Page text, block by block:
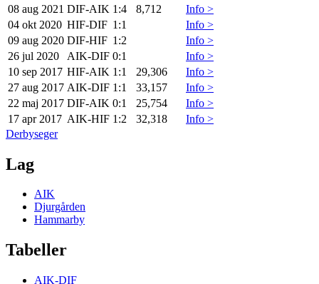
08 aug 2021 DIF-AIK 1:4 8,712
Info >
04 okt 2020 HIF-DIF 1:1
Info >
09 aug 2020 DIF-HIF 1:2
Info >
26 jul 2020
AIK-DIF 0:1
Info >
10 sep 2017 HIF-AIK 1:1 29,306
Info >
27 aug 2017 AIK-DIF 1:1 33,157
Info >
22 maj 2017 DIF-AIK 0:1 25,754
Info >
17 apr 2017 AIK-HIF 1:2 32,318
Info >
Derbyseger
Lag
AIK
Djurgården
Hammarby
Tabeller
AIK-DIF